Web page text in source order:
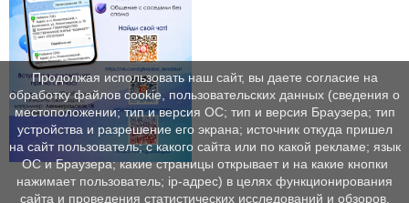
Продолжая использовать наш сайт, вы даете согласие на
обработку файлов cookie, пользовательских данных (сведения о
местоположении; тип и версия ОС; тип и версия Браузера; тип
устройства и разрешение его экрана; источник откуда пришел
на сайт пользователь; с какого сайта или по какой рекламе; язык
ОС и Браузера; какие страницы открывает и на какие кнопки
нажимает пользователь; ip-адрес) в целях функционирования
сайта и проведения статистических исследований и обзоров.